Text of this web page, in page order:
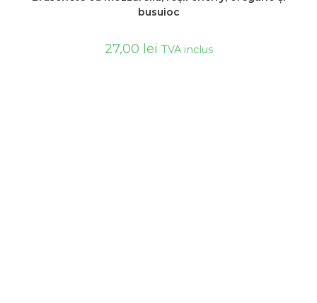
busuioc
27,00 lei TVA inclus